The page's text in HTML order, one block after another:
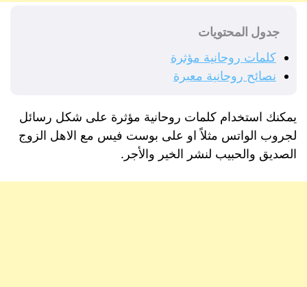
جدول المحتويات
كلمات روحانية مؤثرة
نصائح روحانية معبرة
يمكنك استخدام كلمات روحانية مؤثرة على شكل رسائل
لجروب الواتس مثلاً او على بوست فيس مع الاهل الزوج
الصديق والحبيب لنشر الخير والأجر.